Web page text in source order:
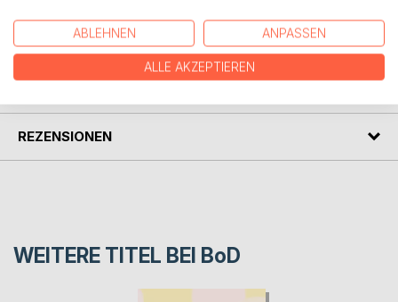
AUTOR/IN
REZENSIONEN
WEITERE TITEL BEI BoD
ABLEHNEN ANPASSEN
ALLE AKZEPTIEREN